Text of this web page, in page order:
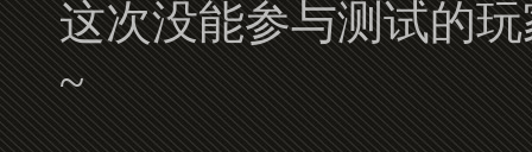
这次没能参与测试的
~